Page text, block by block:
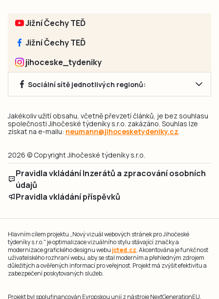
Jižní Čechy TEĎ
Jižní Čechy TEĎ
jihoceske_tydeniky
Sociální sítě jednotlivých regionů:
Jakékoliv užití obsahu, včetně převzetí článků, je bez souhlasu
společnosti Jihočeské týdeníky s.r.o. zakázáno. Souhlas lze
získat na e-mailu: neumann@jihocesketydeniky.cz.
2026 © Copyright Jihočeské týdeníky s.r.o.
Pravidla vkládání Inzerátů a zpracování osobních
údajů
Pravidla vkládání příspěvků
Hlavním cílem projektu „Nový vizuál webových stránek pro Jihočeské
týdeníky s.r.o." je optimalizace vizuálního stylu stávající značky a
modernizace grafického designu webu jcted.cz. Akcentována je funkčnost
uživatelského rozhraní webu, aby se stal moderním a přehledným zdrojem
důležitých a ověřených informací pro veřejnost. Projekt má zvýšit efektivitu a
zabezpečení poskytovaných služeb.
Projekt byl spolufinancován Evropskou unií z nástroje NextGenerationEU.